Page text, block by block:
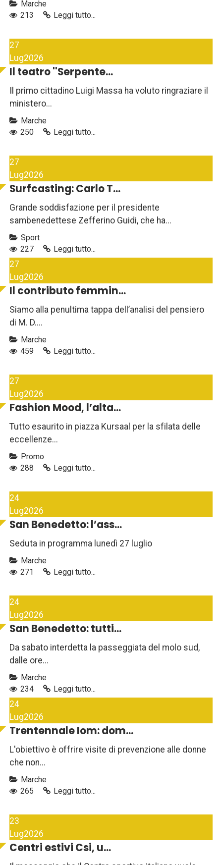
Marche
213
Leggi tutto...
27
Lug2026
Il teatro ''Serpente...
Il primo cittadino Luigi Massa ha voluto ringraziare il
ministero...
Marche
250
Leggi tutto...
27
Lug2026
Surfcasting: Carlo T...
Grande soddisfazione per il presidente
sambenedettese Zefferino Guidi, che ha...
Sport
227
Leggi tutto...
27
Lug2026
Il contributo femmin...
Siamo alla penultima tappa dell’analisi del pensiero
di M. D....
Marche
459
Leggi tutto...
27
Lug2026
Fashion Mood, l’alta...
Tutto esaurito in piazza Kursaal per la sfilata delle
eccellenze...
Promo
288
Leggi tutto...
24
Lug2026
San Benedetto: l’ass...
Seduta in programma lunedì 27 luglio
Marche
271
Leggi tutto...
24
Lug2026
San Benedetto: tutti...
Da sabato interdetta la passeggiata del molo sud,
dalle ore...
Marche
234
Leggi tutto...
24
Lug2026
Trentennale Iom: dom...
L'obiettivo è offrire visite di prevenzione alle donne
che non...
Marche
265
Leggi tutto...
23
Lug2026
Centri estivi Csi, u...